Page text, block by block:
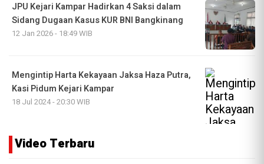
JPU Kejari Kampar Hadirkan 4 Saksi dalam
Sidang Dugaan Kasus KUR BNI Bangkinang
12 Jan 2026 - 18:49 WIB
Mengintip Harta Kekayaan Jaksa Haza Putra,
Kasi Pidum Kejari Kampar
18 Jul 2024 - 20:30 WIB
Video Terbaru